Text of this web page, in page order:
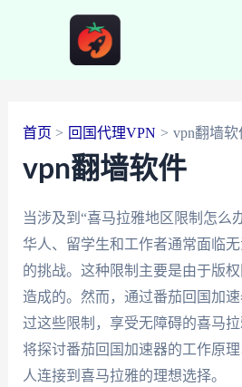
首页 回国代理VPN vpn翻墙软
vpn翻墙软件
当涉及到“喜马拉雅地区限制怎么
华人、留学生和工作者通常面临
的挑战。这种限制主要是由于版
造成的。然而，通过番茄回国加
过这些限制，享受无障碍的喜马
将探讨番茄回国加速器的工作原
人连接到喜马拉雅的理想选择。